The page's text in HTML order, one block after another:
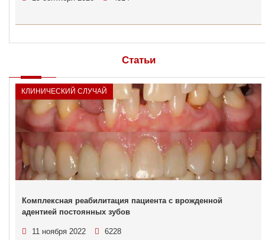
Статьи
КЛИНИЧЕСКИЙ СЛУЧАЙ
Комплексная реабилитация пациента с врожденной
адентией постоянных зубов
11 ноября 2022 6228